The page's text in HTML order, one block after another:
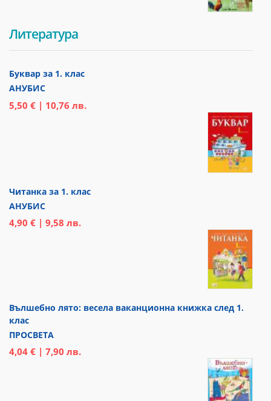
Литература
Буквар за 1. клас
АНУБИС
5,50 € | 10,76 лв.
Читанка за 1. клас
АНУБИС
4,90 € | 9,58 лв.
Вълшебно лято: весела ваканционна книжка след 1.
клас
ПРОСВЕТА
4,04 € | 7,90 лв.